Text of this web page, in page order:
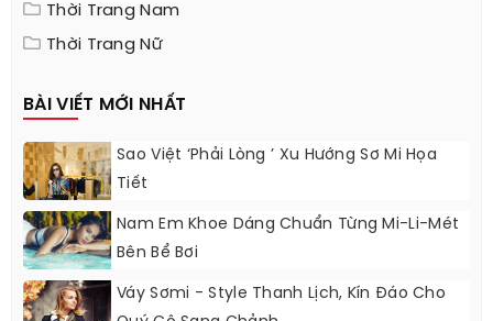
Thời Trang Nam
Thời Trang Nữ
BÀI VIẾT MỚI NHẤT
Sao Việt ‘phải Lòng ’ Xu Hướng Sơ Mi Họa
Tiết
Nam Em Khoe Dáng Chuẩn Từng Mi-Li-Mét
Bên Bể Bơi
Váy Sơmi - Style Thanh Lịch, Kín Đáo Cho